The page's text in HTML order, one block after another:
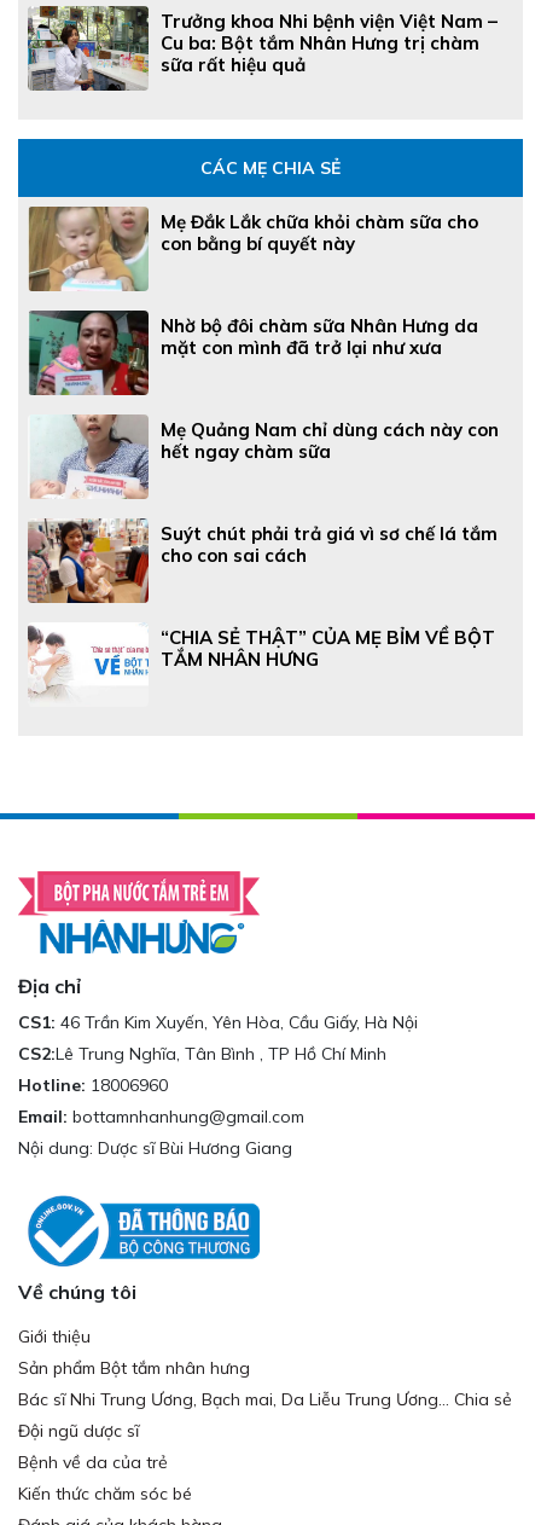
Trưởng khoa Nhi bệnh viện Việt Nam –
Cu ba: Bột tắm Nhân Hưng trị chàm
sữa rất hiệu quả
CÁC MẸ CHIA SẺ
Mẹ Đắk Lắk chữa khỏi chàm sữa cho
con bằng bí quyết này
Nhờ bộ đôi chàm sữa Nhân Hưng da
mặt con mình đã trở lại như xưa
Mẹ Quảng Nam chỉ dùng cách này con
hết ngay chàm sữa
Suýt chút phải trả giá vì sơ chế lá tắm
cho con sai cách
“CHIA SẺ THẬT” CỦA MẸ BỈM VỀ BỘT
TẮM NHÂN HƯNG
Địa chỉ
CS1: 46 Trần Kim Xuyến, Yên Hòa, Cầu Giấy, Hà Nội
CS2:Lê Trung Nghĩa, Tân Bình , TP Hồ Chí Minh
Hotline: 18006960
Email: bottamnhanhung@gmail.com
Nội dung: Dược sĩ Bùi Hương Giang
Về chúng tôi
Giới thiệu
Sản phẩm Bột tắm nhân hưng
Bác sĩ Nhi Trung Ương, Bạch mai, Da Liễu Trung Ương... Chia sẻ
Đội ngũ dược sĩ
Bệnh về da của trẻ
Kiến thức chăm sóc bé